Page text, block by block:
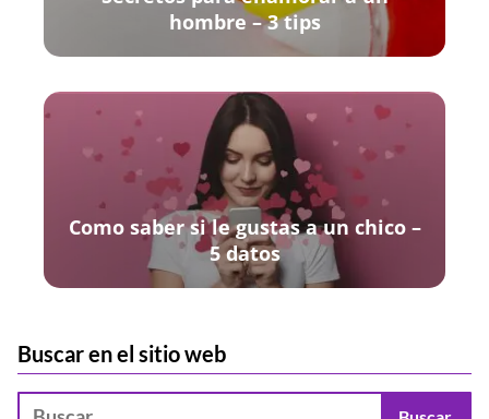
hombre – 3 tips
Como saber si le gustas a un chico –
5 datos
Buscar en el sitio web